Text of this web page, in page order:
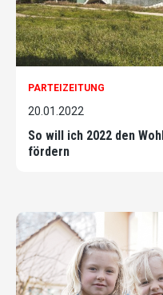
PARTEIZEITUNG
20.01.2022
So will ich 2022 den
fördern